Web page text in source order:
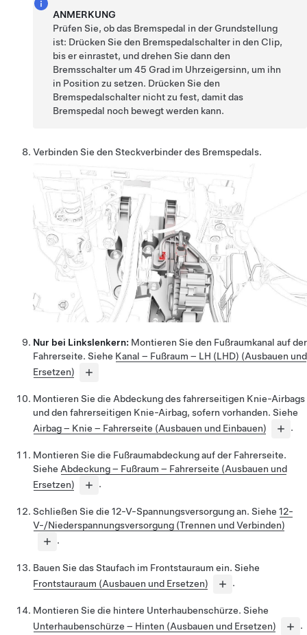
ANMERKUNG
Prüfen Sie, ob das Bremspedal in der Grundstellung
ist: Drücken Sie den Bremspedalschalter in den Clip,
bis er einrastet, und drehen Sie dann den
Bremsschalter um 45 Grad im Uhrzeigersinn, um ihn
in Position zu setzen. Drücken Sie den
Bremspedalschalter nicht zu fest, damit das
Bremspedal noch bewegt werden kann.
Verbinden Sie den Steckverbinder des Bremspedals.
Nur bei Linkslenkern: Montieren Sie den Fußraumkanal auf der
Fahrerseite. Siehe Kanal – Fußraum – LH (LHD) (Ausbauen und
Ersetzen)
Montieren Sie die Abdeckung des fahrerseitigen Knie-Airbags
und den fahrerseitigen Knie-Airbag, sofern vorhanden. Siehe
Airbag – Knie – Fahrerseite (Ausbauen und Einbauen)
.
Montieren Sie die Fußraumabdeckung auf der Fahrerseite.
Siehe Abdeckung – Fußraum – Fahrerseite (Ausbauen und
Ersetzen)
.
Schließen Sie die 12-V-Spannungsversorgung an. Siehe 12-
V-/Niederspannungsversorgung (Trennen und Verbinden)
.
Bauen Sie das Staufach im Frontstauraum ein. Siehe
Frontstauraum (Ausbauen und Ersetzen)
.
Montieren Sie die hintere Unterhaubenschürze. Siehe
Unterhaubenschürze – Hinten (Ausbauen und Ersetzen)
.